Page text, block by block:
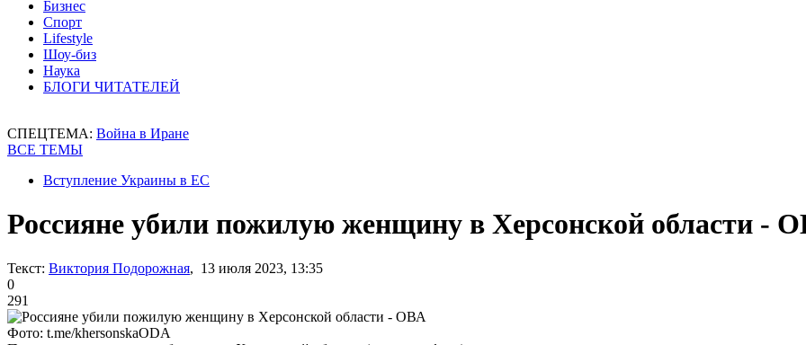
Бизнес
Спорт
Lifestyle
Шоу-биз
Наука
БЛОГИ ЧИТАТЕЛЕЙ
СПЕЦТЕМА: Война в Иране
ВСЕ ТЕМЫ
Вступление Украины в ЕС
Россияне убили пожилую женщину в Херсонской области -
Текст: Виктория Подорожная, 13 июля 2023, 13:35
0
291
Фото: t.me/khersonskaODA